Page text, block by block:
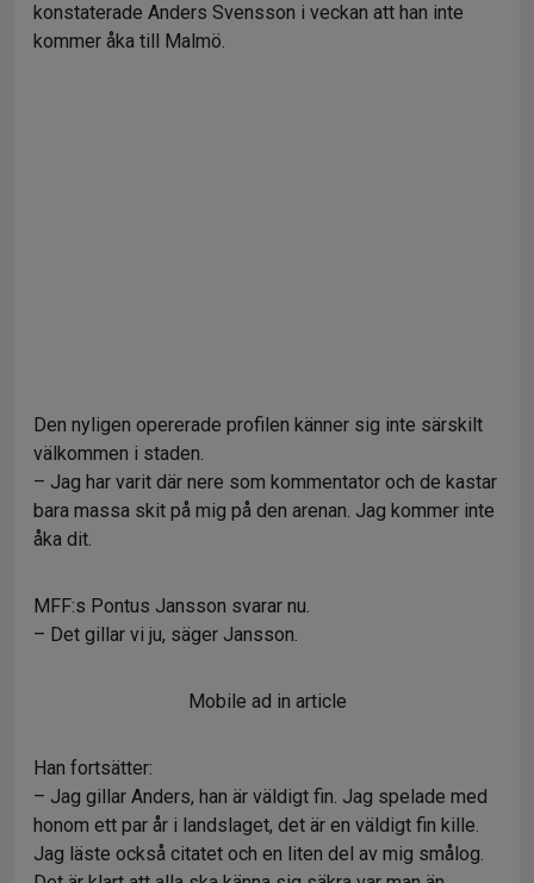
konstaterade Anders Svensson i veckan att han inte
kommer åka till Malmö.
Den nyligen opererade profilen känner sig inte särskilt
välkommen i staden.
– Jag har varit där nere som kommentator och de kastar
bara massa skit på mig på den arenan. Jag kommer inte
åka dit.
MFF:s Pontus Jansson svarar nu.
– Det gillar vi ju, säger Jansson.
Mobile ad in article
Han fortsätter:
– Jag gillar Anders, han är väldigt fin. Jag spelade med
honom ett par år i landslaget, det är en väldigt fin kille.
Jag läste också citatet och en liten del av mig smålog.